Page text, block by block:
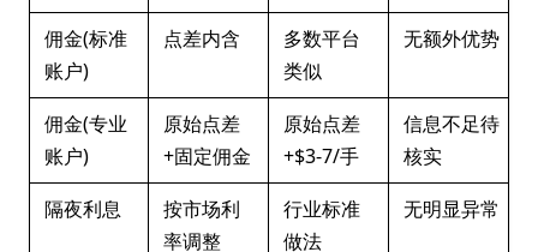
佣金(标准
账户)
点差内含
多数平台
类似
无额外优势
佣金(专业
账户)
原始点差
+固定佣金
原始点差
+$3-7/手
信息不足待
核实
隔夜利息
按市场利
率调整
行业标准
做法
无明显异常